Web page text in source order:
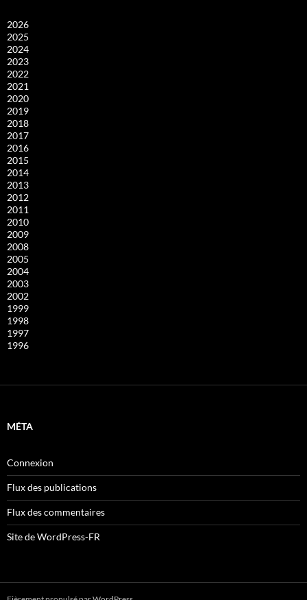
2026
2025
2024
2023
2022
2021
2020
2019
2018
2017
2016
2015
2014
2013
2012
2011
2010
2009
2008
2005
2004
2003
2002
1999
1998
1997
1996
MÉTA
Connexion
Flux des publications
Flux des commentaires
Site de WordPress-FR